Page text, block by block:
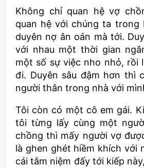
Không chỉ quan hệ vợ
quan hệ với chúng ta trong
duyên nợ ân oán mà tới.
với nhau một thời gian
một số sự việc nho nhỏ, rồi
đi. Duyên sâu đậm hơn thì
người thân trong nhà với
Tôi còn có một cô em gái.
tôi từng lấy cùng một
chồng thì mấy người vợ
là ghen ghét hiềm khích với
cái tâm niệm đấy tới kiếp